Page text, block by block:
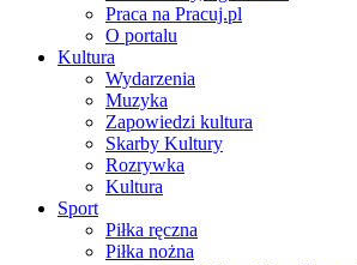
Praca na Pracuj.pl
O portalu
Kultura
Wydarzenia
Muzyka
Zapowiedzi kultura
Skarby Kultury
Rozrywka
Kultura
Sport
Piłka ręczna
Piłka nożna